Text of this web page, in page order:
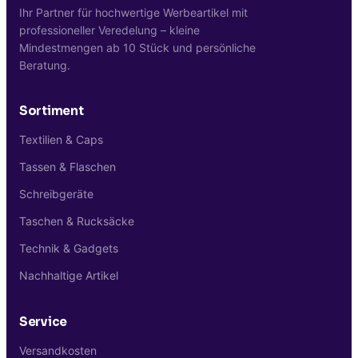
10 Stück.
Ihr Partner für hochwertige Werbeartikel mit
professioneller Veredelung – kleine
Mindestmengen ab 10 Stück und persönliche
Beratung.
Sortiment
Textilien & Caps
Tassen & Flaschen
Schreibgeräte
Taschen & Rucksäcke
Technik & Gadgets
Nachhaltige Artikel
Service
Versandkosten